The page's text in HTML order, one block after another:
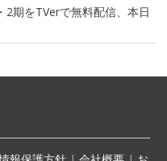
2期をTVerで無料配信、本日